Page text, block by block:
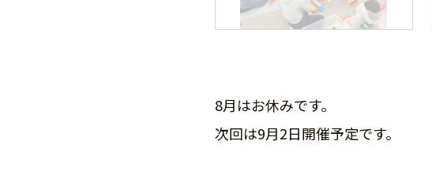
8月はお休みです。
次回は9月2日開催予定です。